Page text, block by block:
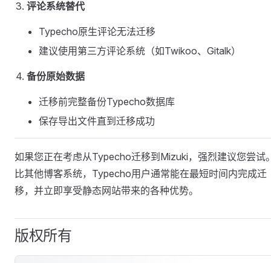
评论系统替代
Typecho原生评论无法迁移
建议使用第三方评论系统（如Twikoo、Gitalk）
备份原始数据
迁移前完整备份Typecho数据库
保存导出文件直到迁移成功
如果您正在考虑从Typecho迁移到Mizuki，强烈建议您尝试
比其他博客系统，Typecho用户通常能在最短时间内完成迁
移，并立即享受静态网站带来的各种优势。
版权所有